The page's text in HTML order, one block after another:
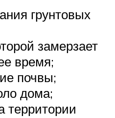
грунтовых
замерзает
время;
почвы;
дома;
территории